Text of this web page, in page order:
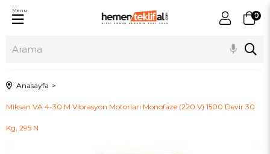
0
Menu
Anasayfa
Miksan VA 4-30 M Vibrasyon Motorları Monofaze (220 V) 1500 Devir 30
Kg, 295 N